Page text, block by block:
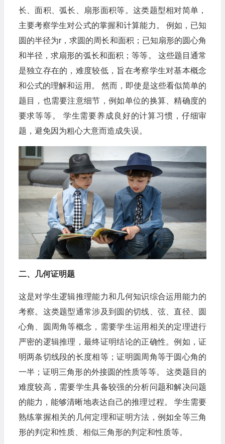
长、面积、弧长、扇形面积等。这类题型相对简单，
主要考察学生对公式的掌握和计算能力。 例如，已知
圆的半径为r，求圆的周长和面积；已知扇形的圆心角
和半径，求扇形的弧长和面积；等等。 这些题目通常
是独立存在的，难度较低，旨在考察学生对基本概念
和公式的理解和运用。 然而，即使是这些看似简单的
题目，也需要注意细节，例如单位的换算、精确度的
要求等等。 学生需要养成良好的计算习惯，仔细审
题，避免因为粗心大意而造成失误。
二、几何证明题
这是对学生逻辑推理能力和几何知识综合运用能力的
考察。这类题型通常涉及到圆的切线、弦、直径、圆
心角、圆周角等概念，需要学生运用相关的定理进行
严密的逻辑推理，最终证明结论的正确性。例如，证
明两条切线段的长度相等；证明圆周角等于圆心角的
一半；证明三角形的外接圆的性质等等。 这类题目的
难度较高，需要学生具备较强的分析问题和解决问题
的能力，能够清晰地表达自己的推理过程。 学生需要
熟练掌握相关的几何定理和证明方法，例如全等三角
形的判定和性质、相似三角形的判定和性质等。